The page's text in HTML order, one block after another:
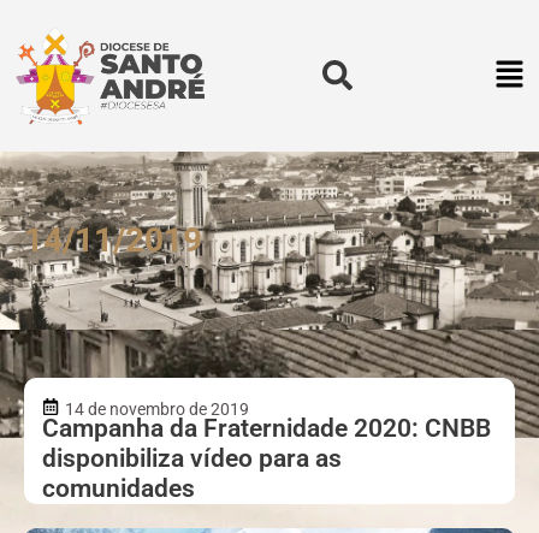
14/11/2019
14 de novembro de 2019
Campanha da Fraternidade 2020: CNBB
disponibiliza vídeo para as
comunidades